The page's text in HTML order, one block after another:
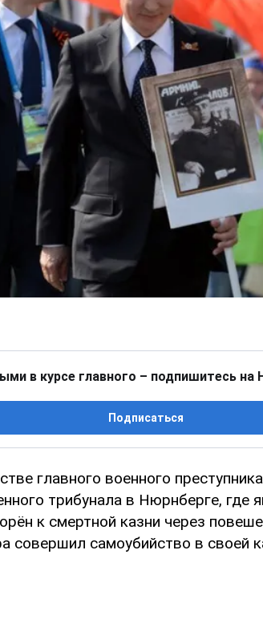
в курсе главного – подпишитесь на
Подписаться
главного военного
трибунала в Нюрнберге,
к смертной казни через
совершил самоубийство в своей